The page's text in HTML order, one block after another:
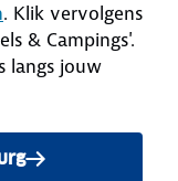
. Klik vervolgens
& Campings'.
langs jouw